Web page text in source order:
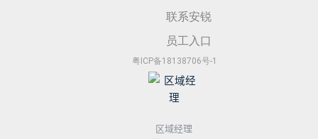
联系安锐
员工入口
粤ICP备18138706号-1
区域经理